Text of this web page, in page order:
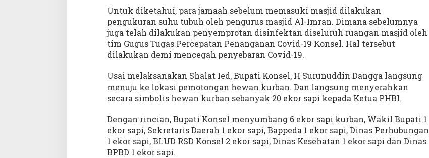
Untuk diketahui, para jamaah sebelum memasuki masjid dilakukan
pengukuran suhu tubuh oleh pengurus masjid Al-Imran. Dimana sebelumnya
juga telah dilakukan penyemprotan disinfektan diseluruh ruangan masjid oleh
tim Gugus Tugas Percepatan Penanganan Covid-19 Konsel. Hal tersebut
dilakukan demi mencegah penyebaran Covid-19.
Usai melaksanakan Shalat Ied, Bupati Konsel, H Surunuddin Dangga langsung
menuju ke lokasi pemotongan hewan kurban. Dan langsung menyerahkan
secara simbolis hewan kurban sebanyak 20 ekor sapi kepada Ketua PHBI.
Dengan rincian, Bupati Konsel menyumbang 6 ekor sapi kurban, Wakil Bupati 1
ekor sapi, Sekretaris Daerah 1 ekor sapi, Bappeda 1 ekor sapi, Dinas Perhubungan
1 ekor sapi, BLUD RSD Konsel 2 ekor sapi, Dinas Kesehatan 1 ekor sapi dan Dinas
BPBD 1 ekor sapi.